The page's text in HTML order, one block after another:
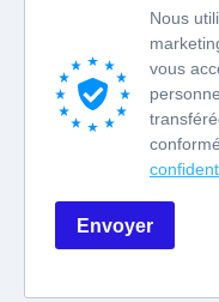
Nous
vous
Envoyer